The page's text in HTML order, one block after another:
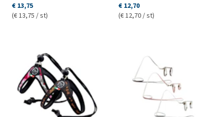
€ 13,75
(€ 13,75 / st)
€ 12,70
(€ 12,70 / st)